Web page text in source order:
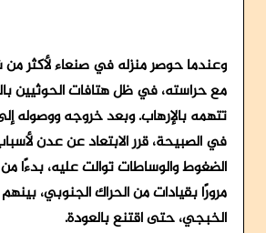
وعندما حوصر منزله في صنعاء لأكثر من
مع حراسته، في ظل هتافات الحوثيين
تتهمه بالإرهاب. وبعد خروجه ووصوله
في الصبيحة، قرر الابتعاد عن عدن
الضغوط والوساطات توالت عليه، بدءًا
مرورًا بقيادات من الحراك الجنوبي،
الخبجي، حتى اقتنع بالعودة.